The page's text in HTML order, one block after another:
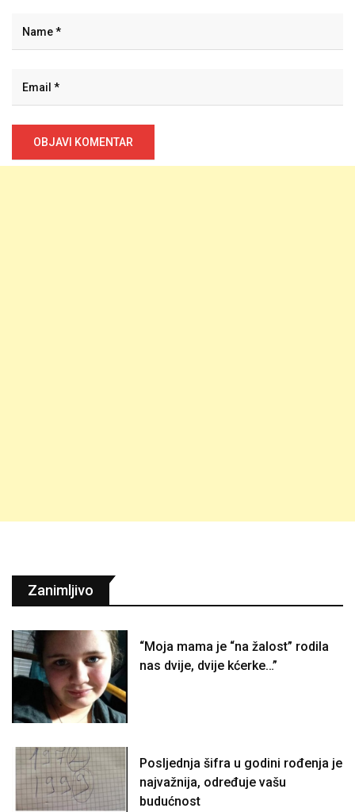
Zanimljivo
“Moja mama je “na žalost” rodila
nas dvije, dvije kćerke…”
Posljednja šifra u godini rođenja je
najvažnija, određuje vašu
budućnost